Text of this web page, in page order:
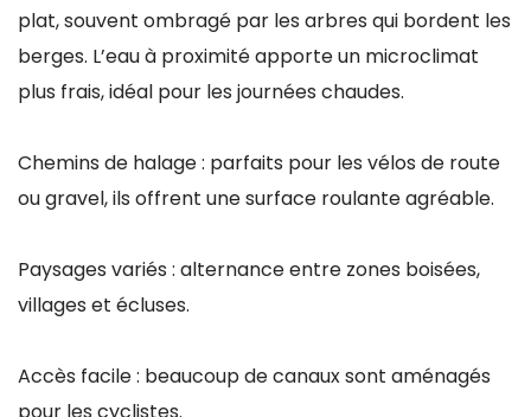
plat, souvent ombragé par les arbres qui bordent les
berges. L’eau à proximité apporte un microclimat
plus frais, idéal pour les journées chaudes.
Chemins de halage : parfaits pour les vélos de route
ou gravel, ils offrent une surface roulante agréable.
Paysages variés : alternance entre zones boisées,
villages et écluses.
Accès facile : beaucoup de canaux sont aménagés
pour les cyclistes.